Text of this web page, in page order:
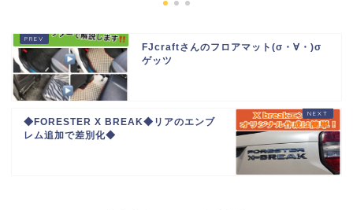
FJcraftさんのフロアマット(σ・∀・)σ
ゲッツ
◆FORESTER X BREAK◆リアのエンブ
レム追加で差別化◆